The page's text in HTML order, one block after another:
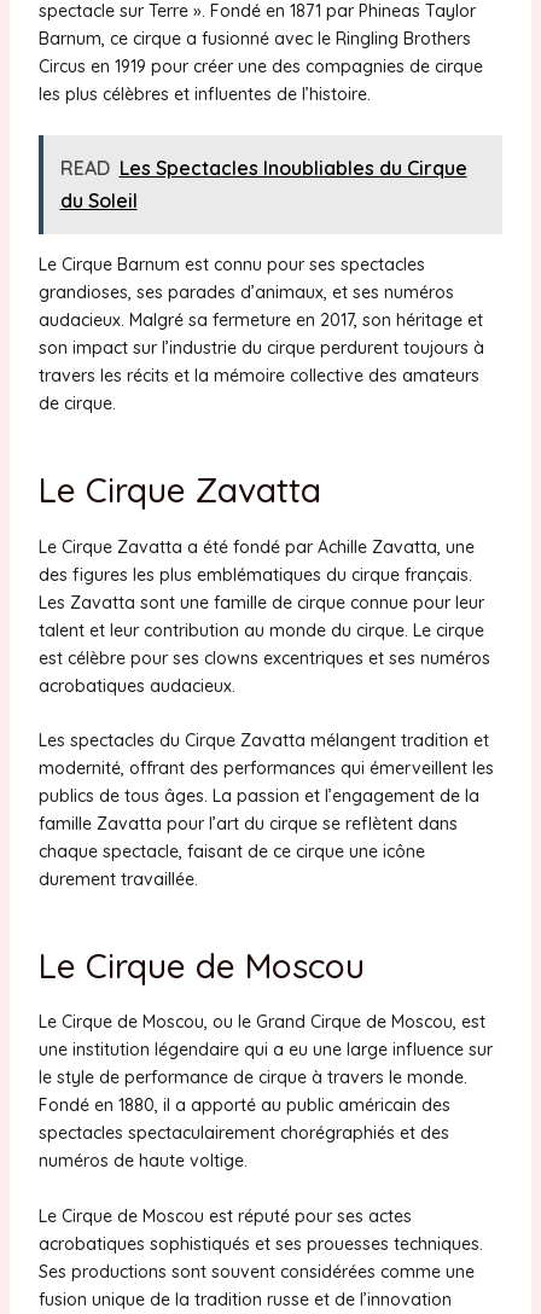
spectacle sur Terre ». Fondé en 1871 par Phineas Taylor
Barnum, ce cirque a fusionné avec le Ringling Brothers
Circus en 1919 pour créer une des compagnies de cirque
les plus célèbres et influentes de l’histoire.
READ Les Spectacles Inoubliables du Cirque
du Soleil
Le Cirque Barnum est connu pour ses spectacles
grandioses, ses parades d’animaux, et ses numéros
audacieux. Malgré sa fermeture en 2017, son héritage et
son impact sur l’industrie du cirque perdurent toujours à
travers les récits et la mémoire collective des amateurs
de cirque.
Le Cirque Zavatta
Le Cirque Zavatta a été fondé par Achille Zavatta, une
des figures les plus emblématiques du cirque français.
Les Zavatta sont une famille de cirque connue pour leur
talent et leur contribution au monde du cirque. Le cirque
est célèbre pour ses clowns excentriques et ses numéros
acrobatiques audacieux.
Les spectacles du Cirque Zavatta mélangent tradition et
modernité, offrant des performances qui émerveillent les
publics de tous âges. La passion et l’engagement de la
famille Zavatta pour l’art du cirque se reflètent dans
chaque spectacle, faisant de ce cirque une icône
durement travaillée.
Le Cirque de Moscou
Le Cirque de Moscou, ou le Grand Cirque de Moscou, est
une institution légendaire qui a eu une large influence sur
le style de performance de cirque à travers le monde.
Fondé en 1880, il a apporté au public américain des
spectacles spectaculairement chorégraphiés et des
numéros de haute voltige.
Le Cirque de Moscou est réputé pour ses actes
acrobatiques sophistiqués et ses prouesses techniques.
Ses productions sont souvent considérées comme une
fusion unique de la tradition russe et de l’innovation